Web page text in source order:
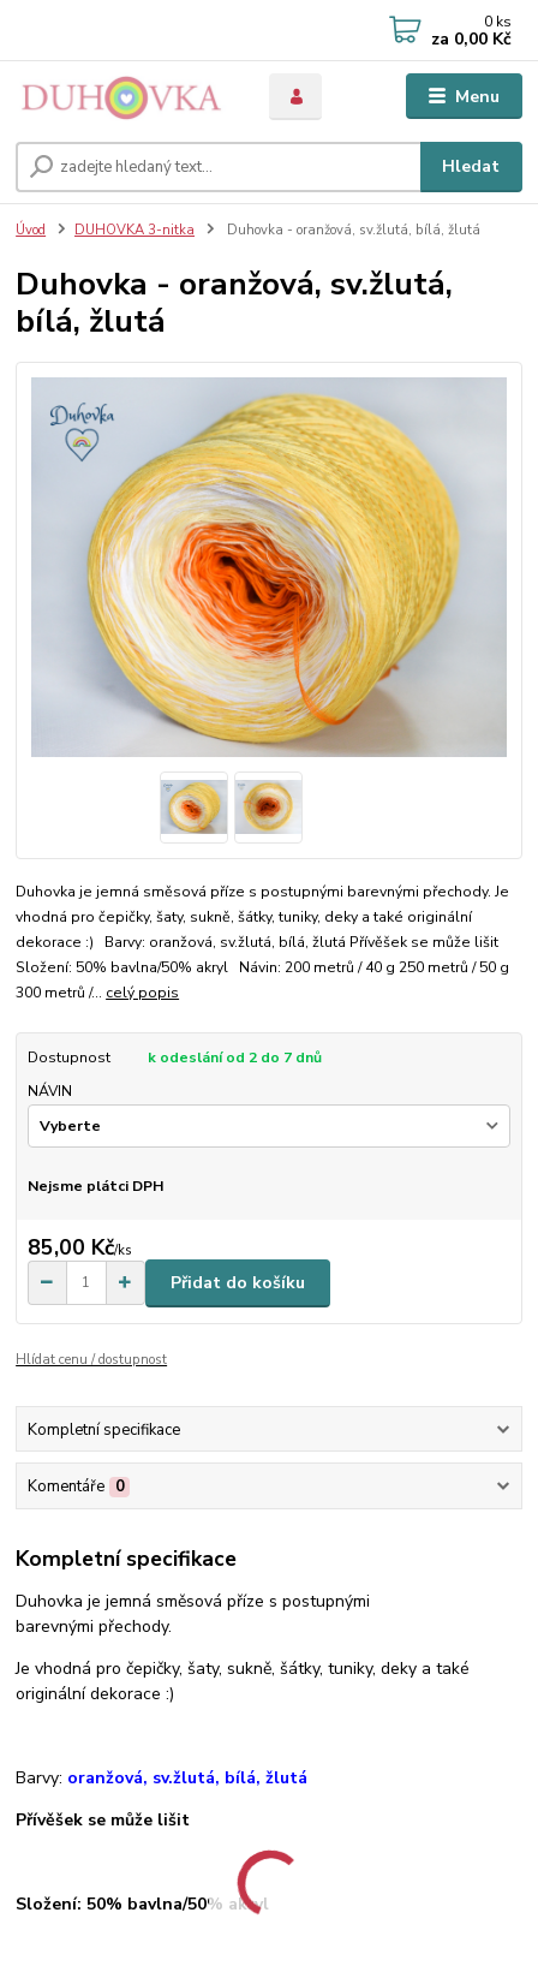
Menu
Hledat
0 ks
za 0,00 Kč
Úvod DUHOVKA 3-nitka Duhovka - oranžová, sv.žlutá, bílá, žlutá
Duhovka - oranžová, sv.žlutá,
bílá, žlutá
Duhovka je jemná směsová příze s postupnými barevnými přechody. Je
vhodná pro čepičky, šaty, sukně, šátky, tuniky, deky a také originální
dekorace :) Barvy: oranžová, sv.žlutá, bílá, žlutá Přívěšek se může lišit
Složení: 50% bavlna/50% akryl Návin: 200 metrů / 40 g 250 metrů / 50 g
300 metrů /... celý popis
Dostupnost
k odeslání od 2 do 7 dnů
NÁVIN
Nejsme plátci DPH
85,00 Kč/ks
Přidat do košíku
Hlídat cenu / dostupnost
Kompletní specifikace
Komentáře 0
Kompletní specifikace
Duhovka je jemná směsová příze s postupnými
barevnými přechody.
Je vhodná pro čepičky, šaty, sukně, šátky, tuniky, deky a také
originální dekorace :)
Barvy: oranžová, sv.žlutá, bílá, žlutá
Přívěšek se může lišit
Složení: 50% bavlna/50% akryl